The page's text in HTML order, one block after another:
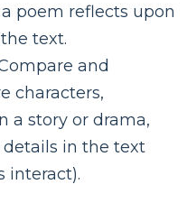
poem reflects upon
text.
and
characters,
a story or drama,
in the text
interact).